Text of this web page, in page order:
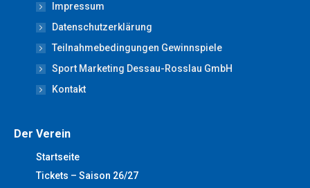
new
window
in
new
window
in
new
window
in
new
window
new
window
Impressum
Datenschutzerklärung
Teilnahmebedingungen Gewinnspiele
Sport Marketing Dessau-Rosslau GmbH
Kontakt
Der Verein
Startseite
Tickets – Saison 26/27